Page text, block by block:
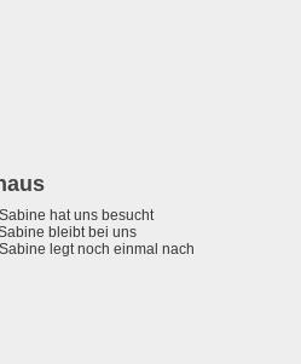
hat uns besucht
bleibt bei uns
legt noch einmal nach